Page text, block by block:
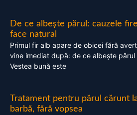
De ce albește părul: cauzele
face natural
Primul fir alb apare de obicei fără
vine imediat după: de ce albește
Vestea bună este
Tratament pentru părul cărunt
barbă, fără vopsea